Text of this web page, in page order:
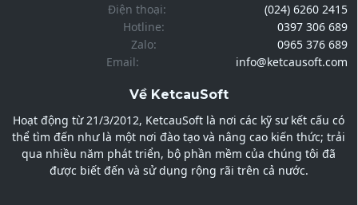
Điện thoại:
(024) 6260 2415
Hotline:
0397 306 689
Zalo:
0965 376 689
Email:
info@ketcausoft.com
Về KetcauSoft
Hoạt động từ 21/3/2012, KetcauSoft là nơi các kỹ sư kết cấu có
thể tìm đến như là một nơi đào tạo và nâng cao kiến thức; trải
qua nhiều năm phát triển, bộ phần mềm của chúng tôi đã
được biết đến và sử dụng rộng rãi trên cả nước.